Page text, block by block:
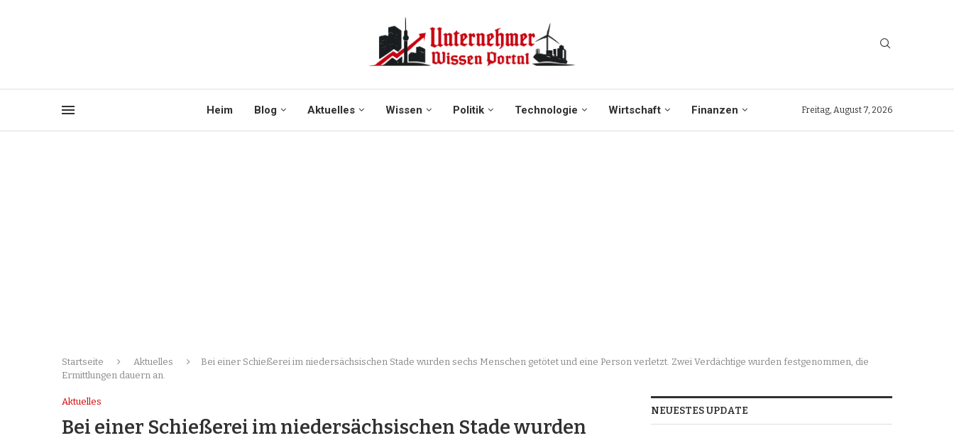
Heim Blog Aktuelles Wissen Politik Technologie Wirtschaft Finanzen Freitag, August 7, 2026
Startseite Aktuelles
Bei einer Schießerei im niedersächsischen Stade wurden sechs Menschen getötet und eine Person verletzt. Zwei Verdächtige wurden festgenommen, die
Ermittlungen dauern an.
Aktuelles
Bei einer Schießerei im niedersächsischen Stade wurden
NEUESTES UPDATE